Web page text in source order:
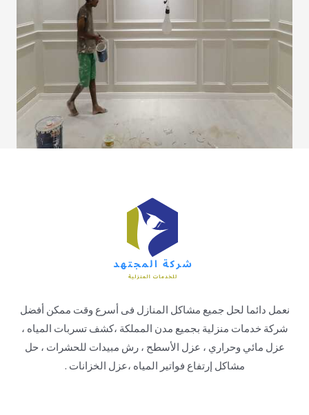
نعمل دائما لحل جميع مشاكل المنازل فى أسرع وقت ممكن أفضل
شركة خدمات منزلية بجميع مدن المملكة ،كشف تسربات المياه ،
عزل مائي وحراري ، عزل الأسطح ، رش مبيدات للحشرات ، حل
مشاكل إرتفاع فواتير المياه ،عزل الخزانات .